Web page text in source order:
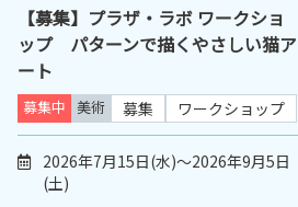
【募集】プラザ・ラボ ワークショ
ップ パターンで描くやさしい猫ア
ート
募集中 美術 募集 ワークショップ
2026年7月15日(水)～2026年9月5日
(土)